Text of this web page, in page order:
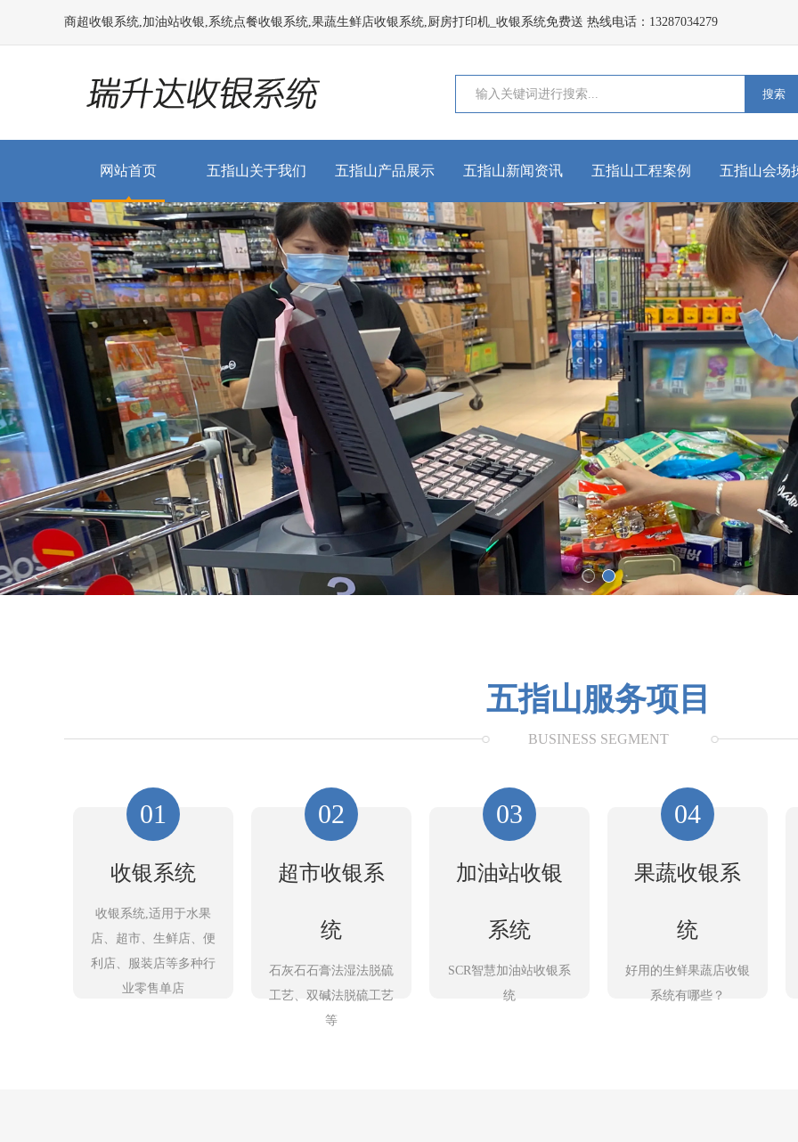
商超收银系统,加油站收银,系统点餐收银系统,果蔬生鲜店收银系统,厨房打印机_收银系统免费送 热线电话：13287034279
搜索
网站首页 五指山关于我们 五指山产品展示 五指山新闻资讯 五指山工程案例 五指山会场
五指山服务项目
BUSINESS SEGMENT
01
收银系统
收银系统,适用于水果
店、超市、生鲜店、便
利店、服装店等多种行
业零售单店
02
超市收银系
统
石灰石石膏法湿法脱硫
工艺、双碱法脱硫工艺
等
03
加油站收银
系统
SCR智慧加油站收银系
统
04
果蔬收银系
统
好用的生鲜果蔬店收银
系统有哪些？